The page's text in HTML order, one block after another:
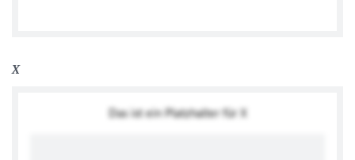
X
Das ist ein Platzhalter für X